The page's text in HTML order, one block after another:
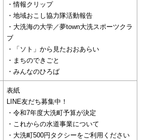
・情報クリップ
・地域おこし協力隊活動報告
・大洗海の大学／夢town大洗スポーツクラ
ブ
・「ソト」から見たおおあらい
・まちのできごと
・みんなのひろば
表紙
LINE友だち募集中！
・令和7年度大洗町予算が決定
・これからの水道事業について
・大洗町500円タクシーをご利用ください